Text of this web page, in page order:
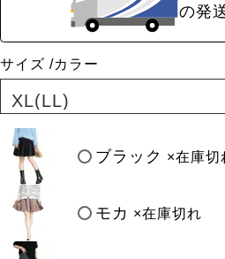
の発
サイズ カラー
ブラック ×在庫切
モカ ×在庫切れ